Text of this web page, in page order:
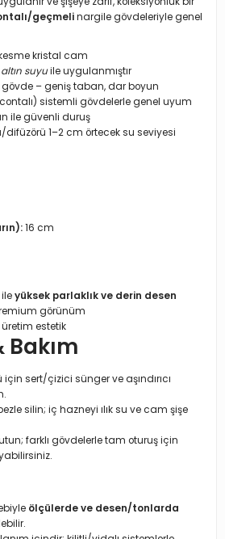
geçmelinargile gövdeleriyle genel
kristal cam
altın suyuile uygulanmıştır
– geniş taban, dar boyun
sistemli gövdelerle genel uyum
ile güvenli duruş
1–2 cm örtecek su seviyesi
16 cm
yüksek parlaklık ve derin desen
görünüm
üretim estetik
Bakım
sert/çizici sünger ve aşındırıcı
silin; iç hazneyi ılık su ve cam şişe
farklı gövdelerle tam oturuş için
ölçülerde ve desen/tonlarda